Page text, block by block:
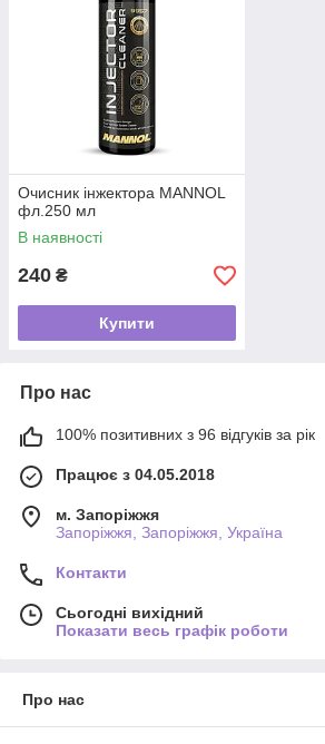
Очисник інжектора MANNOL
фл.250 мл
В наявності
240 ₴
Купити
Про нас
100% позитивних з 96 відгуків за рік
Працює з 04.05.2018
м. Запоріжжя
Запоріжжя, Запоріжжя, Україна
Контакти
Сьогодні вихідний
Показати весь графік роботи
Про нас